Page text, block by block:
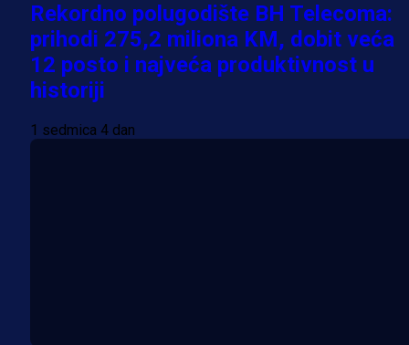
Rekordno polugodište BH Telecoma:
prihodi 275,2 miliona KM, dobit veća
12 posto i najveća produktivnost u
historiji
1 sedmica 4 dan